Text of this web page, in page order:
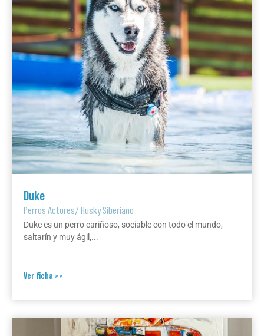
Duke
Perros Actores/Husky Siberiano
Duke es un perro cariñoso, sociable con todo el mundo,
saltarín y muy ágil,...
Ver ficha >>